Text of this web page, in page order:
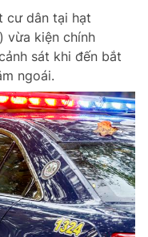
cư dân tại hạt
vừa kiện chính
sát khi đến bắt
ngoái.